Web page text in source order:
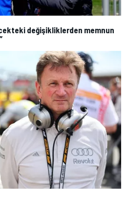
değişikliklerden memnun